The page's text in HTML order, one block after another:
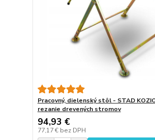
Pracovný, dielenský stôl - STAD
rezanie drevených stromov
94,93 €
77,17 € bez DPH